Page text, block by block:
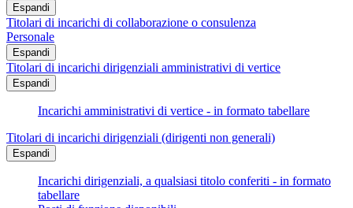
Espandi
Titolari di incarichi di collaborazione o consulenza
Personale
Espandi
Titolari di incarichi dirigenziali amministrativi di vertice
Espandi
Incarichi amministrativi di vertice - in formato tabellare
Titolari di incarichi dirigenziali (dirigenti non generali)
Espandi
Incarichi dirigenziali, a qualsiasi titolo conferiti - in formato
tabellare